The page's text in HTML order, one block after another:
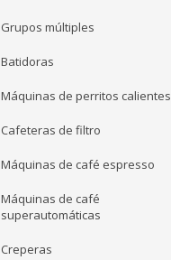
Grupos múltiples
Batidoras
Máquinas de perritos calientes
Cafeteras de filtro
Máquinas de café espresso
Máquinas de café
superautomáticas
Creperas